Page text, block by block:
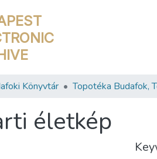
Könyvtár Topotéka Budafok,
életkép